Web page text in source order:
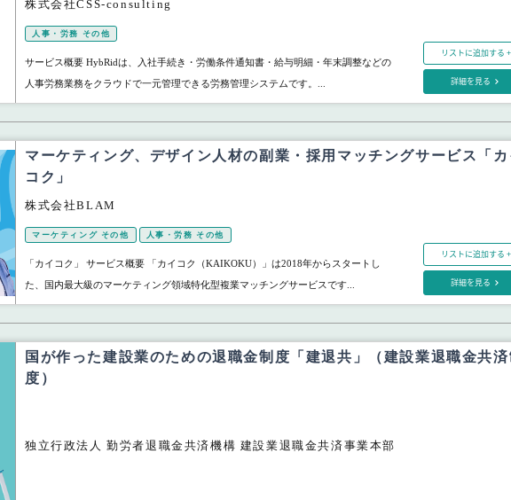
株式会社CSS-consulting
人事・労務 その他
サービス概要 HybRidは、入社手続き・労働条件通知書・給与明細・年末調整などの
人事労務業務をクラウドで一元管理できる労務管理システムです。...
リストに追加する +
詳細を見る
マーケティング、デザイン人材の副業・採用マッチングサービス「
コク」
株式会社BLAM
マーケティング その他 人事・労務 その他
「カイコク」 サービス概要 「カイコク（KAIKOKU）」は2018年からスタートし
た、国内最大級のマーケティング領域特化型複業マッチングサービスです...
リストに追加する +
詳細を見る
国が作った建設業のための退職金制度「建退共」（建設業退職金共
度）
独立行政法人 勤労者退職金共済機構 建設業退職金共済事業本部